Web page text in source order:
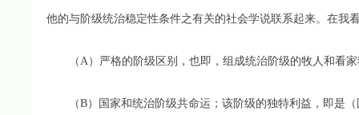
他的与阶级统治稳定性条件之有关的社会学说联系起来。在我
（A）严格的阶级区别，也即，组成统治阶级的牧人和看家
（B）国家和统治阶级共命运；该阶级的独特利益，即是（